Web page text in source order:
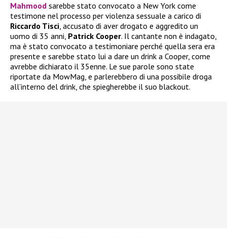
Mahmood sarebbe stato convocato a New York come
testimone nel processo per violenza sessuale a carico di
Riccardo Tisci, accusato di aver drogato e aggredito un
uomo di 35 anni, Patrick Cooper. Il cantante non è indagato,
ma è stato convocato a testimoniare perché quella sera era
presente e sarebbe stato lui a dare un drink a Cooper, come
avrebbe dichiarato il 35enne. Le sue parole sono state
riportate da MowMag, e parlerebbero di una possibile droga
all’interno del drink, che spiegherebbe il suo blackout.